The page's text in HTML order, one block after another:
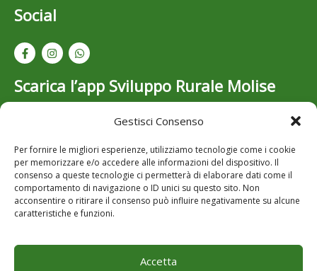
Gestisci Consenso
Per fornire le migliori esperienze, utilizziamo tecnologie come i cookie
per memorizzare e/o accedere alle informazioni del dispositivo. Il
consenso a queste tecnologie ci permetterà di elaborare dati come il
comportamento di navigazione o ID unici su questo sito. Non
acconsentire o ritirare il consenso può influire negativamente su alcune
caratteristiche e funzioni.
Accetta
Social
Scarica l’app Sviluppo Rurale Molise
Resta aggiornato su bandi, opportunità e novità dello
per iOS e Android..